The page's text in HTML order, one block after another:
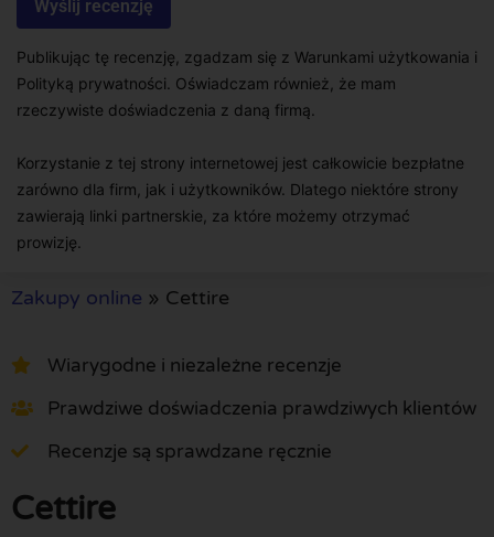
Publikując tę recenzję, zgadzam się z Warunkami użytkowania i
Polityką prywatności. Oświadczam również, że mam
rzeczywiste doświadczenia z daną firmą.
Korzystanie z tej strony internetowej jest całkowicie bezpłatne
zarówno dla firm, jak i użytkowników. Dlatego niektóre strony
zawierają linki partnerskie, za które możemy otrzymać
prowizję.
Zakupy online » Cettire
Wiarygodne i niezależne recenzje
Prawdziwe doświadczenia prawdziwych klientów
Recenzje są sprawdzane ręcznie
Cettire